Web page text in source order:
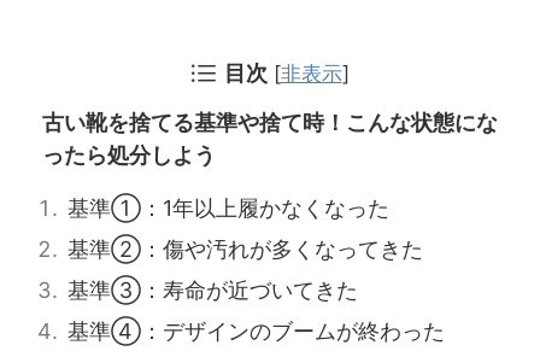
目次 [非表示]
古い靴を捨てる基準や捨て時！こんな状態にな
ったら処分しよう
基準①：1年以上履かなくなった
基準②：傷や汚れが多くなってきた
基準③：寿命が近づいてきた
基準④：デザインのブームが終わった